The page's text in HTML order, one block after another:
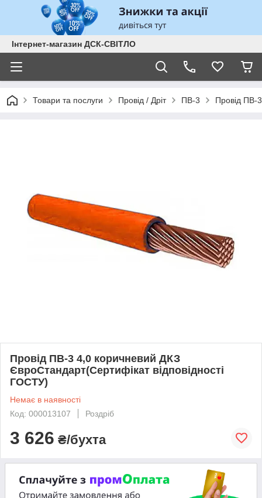
Інтернет-магазин ДСК-СВІТЛО
Товари та послуги Провід / Дріт ПВ-3 Провід ПВ-
Провід ПВ-3 4,0 коричневий ДКЗ
ЄвроСтандарт(Сертифікат відповідності
ГОСТУ)
Немає в наявності
Код: 000013107
Роздріб
3 626 ₴/бухта